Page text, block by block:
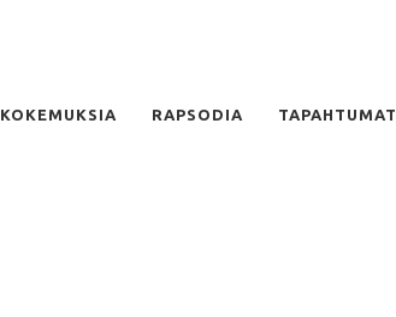
KOKEMUKSIA RAPSODIA TAPAHTUMAT